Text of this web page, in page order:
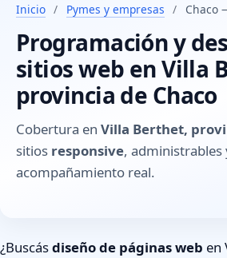
Inicio / Pymes y empresas / Chaco
Programación y
sitios web en Villa
provincia de Chaco
Cobertura en Villa Berthet,
sitios responsive, administrables
acompañamiento real.
¿Buscásdiseño de páginas web en